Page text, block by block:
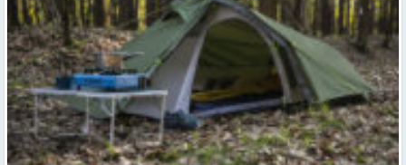
Kā izvēlēties izturīgu telti? Svarīgākie tehniskie parametri un
salīdzinājums